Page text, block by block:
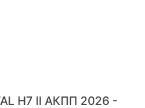
H7 II АКПП 2026 -